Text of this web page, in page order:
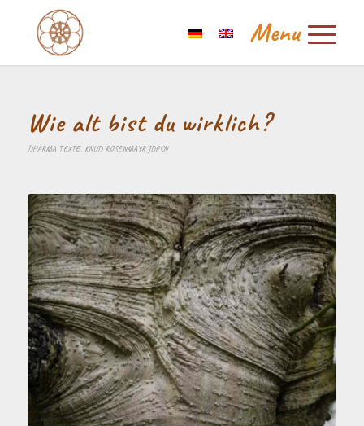
Wie alt bist du wirklich?
DHARMA TEXTE, KNUD ROSENMAYR JDPSN